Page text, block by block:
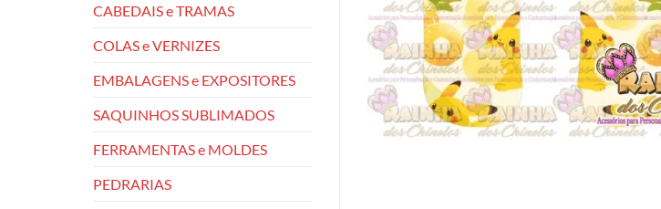
CABEDAIS e TRAMAS
COLAS e VERNIZES
EMBALAGENS e EXPOSITORES
SAQUINHOS SUBLIMADOS
FERRAMENTAS e MOLDES
PEDRARIAS